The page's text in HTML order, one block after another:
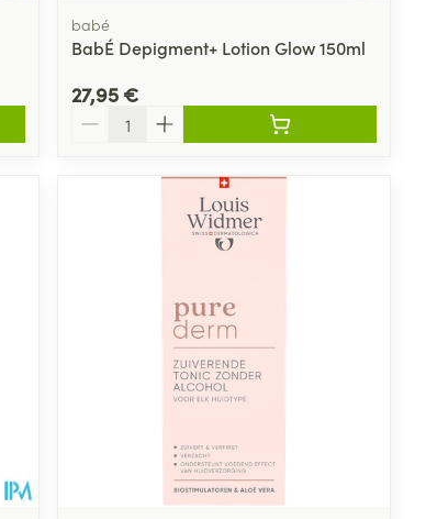
babé
BabÉ Depigment+ Lotion Glow 150ml
27,95 €
Quantité